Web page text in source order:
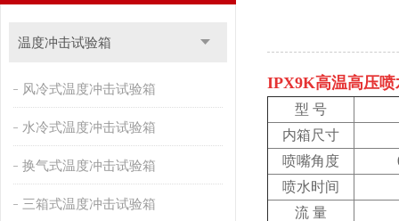
自然恒温对流试验箱 自动化产线高低温试验箱
新能源专用设备 PCT高压加速老化试验机
绝缘裂化.特性评价系统
温度冲击试验箱
风冷式温度冲击试验箱
水冷式温度冲击试验箱
换气式温度冲击试验箱
三箱式温度冲击试验箱
IPX9K高温高压喷
型 号
内箱尺寸
喷嘴角度
喷水时间
流 量